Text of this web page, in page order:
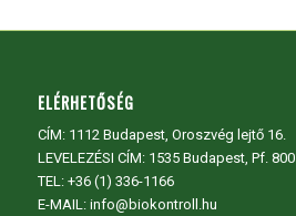
ELÉRHETŐSÉG
CÍM: 1112 Budapest, Oroszvég lejtő 16.
LEVELEZÉSI CÍM: 1535 Budapest, Pf. 800
TEL: +36 (1) 336-1166
E-MAIL: info@biokontroll.hu